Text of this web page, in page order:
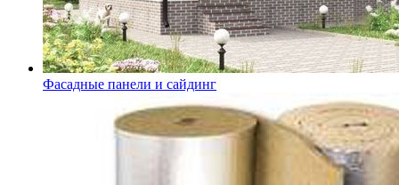
Фасадные панели и сайдинг